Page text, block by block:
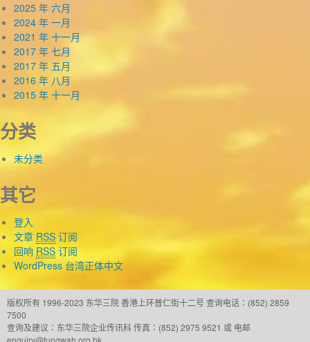
2025 年 六月
2024 年 一月
2021 年 十一月
2017 年 七月
2017 年 五月
2016 年 八月
2015 年 十一月
分类
未分类
其它
登入
文章 RSS 订阅
回响 RSS 订阅
WordPress 台湾正体中文
版权所有 1996-2023 东华三院香港上环普仁街十二号 查询电话：(852) 2859
7500
查询及建议： 东华三院企业传讯科传真：(852) 2975 9521 或 电邮
enquiry@tungwah.org.hk